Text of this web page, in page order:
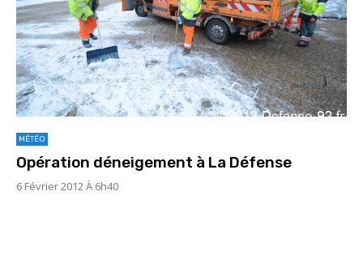
MÉTÉO
Opération déneigement à La Défense
6 Février 2012 À 6h40